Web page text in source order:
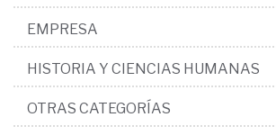
EMPRESA
HISTORIA Y CIENCIAS HUMANAS
OTRAS CATEGORÍAS